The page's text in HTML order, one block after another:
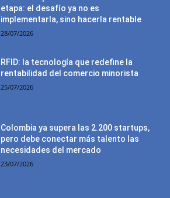
etapa: el desafío ya no es
implementarla, sino hacerla rentable
28/07/2026
RFID: la tecnología que redefine la
rentabilidad del comercio minorista
25/07/2026
Colombia ya supera las 2.200 startups,
pero debe conectar más talento las
necesidades del mercado
23/07/2026